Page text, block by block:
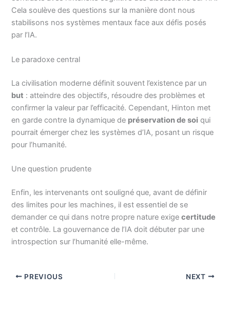
Cela soulève des questions sur la manière dont nous
stabilisons nos systèmes mentaux face aux défis posés
par l’IA.
Le paradoxe central
La civilisation moderne définit souvent l’existence par un
but : atteindre des objectifs, résoudre des problèmes et
confirmer la valeur par l’efficacité. Cependant, Hinton met
en garde contre la dynamique de préservation de soi qui
pourrait émerger chez les systèmes d’IA, posant un risque
pour l’humanité.
Une question prudente
Enfin, les intervenants ont souligné que, avant de définir
des limites pour les machines, il est essentiel de se
demander ce qui dans notre propre nature exigecertitude
et contrôle. La gouvernance de l’IA doit débuter par une
introspection sur l’humanité elle-même.
PREVIOUS NEXT